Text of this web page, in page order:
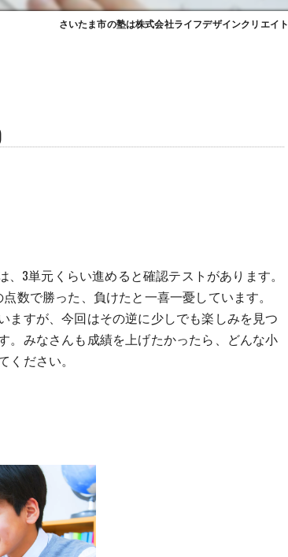
さいたま市の塾は株式会社ライフデザインクリエイト
3単元くらい進めると確認テストがあります。
数で勝った、負けたと一喜一憂しています。
ますが、今回はその逆に少しでも楽しみを見つ
。みなさんも成績を上げたかったら、どんな小
ださい。